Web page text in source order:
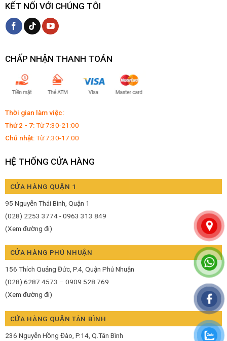
KẾT NỐI VỚI CHÚNG TÔI
CHẤP NHẬN THANH TOÁN
Thời gian làm việc:
Thứ 2 - 7:Từ 7:30-21:00
Chủ nhật:Từ 7:30-17:00
HỆ THỐNG CỬA HÀNG
CỬA HÀNG QUẬN 1
95 Nguyễn Thái Bình, Quận 1
(028) 2253 3774 - 0963 313 849
(Xem đường đi)
CỬA HÀNG PHÚ NHUẬN
156 Thích Quảng Đức, P.4, Quận Phú Nhuận
(028) 6287 4573 – 0909 528 769
(Xem đường đi)
CỬA HÀNG QUẬN TÂN BÌNH
236 Nguyễn Hồng Đào, P.14, Q.Tân Bình